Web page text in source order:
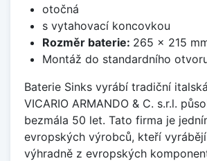
otočná
s vytahovací koncovkou
Rozměr baterie: 265 x 215
Montáž do standardního
Baterie Sinks vyrábí tradiční
VICARIO ARMANDO & C. s.r.l.
bezmála 50 let. Tato firma je
evropských výrobců, kteří
výhradně z evropských